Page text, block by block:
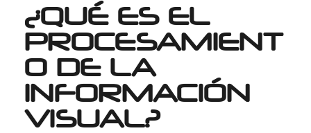
¿QUÉ ES EL
PROCESAMIENT
O DE LA
INFORMACIÓN
VISUAL?